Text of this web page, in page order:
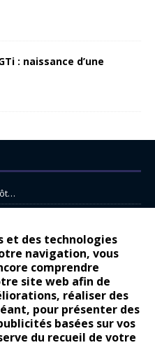
et des technologies
navigation, vous
comprendre
site web afin de
réaliser des
pour présenter des
basées sur vos
du recueil de votre
: naissance d’une
pour Citroën
légende
: pour les gens vrais